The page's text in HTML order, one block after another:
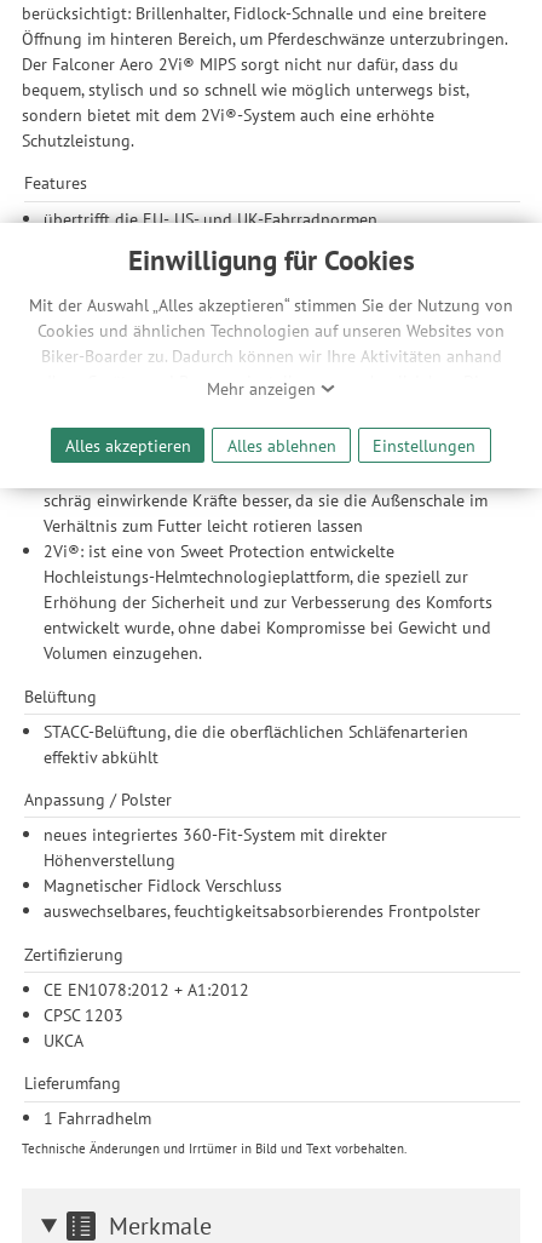
Einwilligung für Cookies
Mit der Auswahl „Alles akzeptieren“ stimmen Sie der Nutzung von
Cookies und ähnlichen Technologien auf unseren Websites von
Biker-Boarder zu. Dadurch können wir Ihre Aktivitäten anhand
Ihrer Geräte- und Browsereinstellungen nachvollziehen. Dies
Werbeanzeigen für Sie bereitzustellen sowie Funktionalitäten
unserer Website sicherzustellen und stetig zu verbessern. Dabei
werden Ihre Daten auch an Drittanbieter und Werbepartner
weitergegeben. Die Verarbeitung erfolgt ausschließlich zum
Zwecke der Einbindung von Streaming-Inhalten und der
Durchführung von statistischer Analyse, Reichweitenmessungen,
Produktempfehlungen und nutzungsbasierter Werbung.
Informationen zu den einzelnen Funktionen, den Drittanbietern
und der Speicherdauer finden Sie unter Einstellungen. Diese
Einwilligung ist freiwillig, für die Nutzung unserer Website nicht
erforderlich und gilt, bis sie widerrufen wird. Sie können Ihre
Einwilligung unter Einstellungen lediglich für bestimmte
Drittanbieter erteilen und jederzeit für die Zukunft widerrufen.
Mehr anzeigen
Alles akzeptieren Alles ablehnen Einstellungen
berücksichtigt: Brillenhalter, Fidlock-Schnalle und eine breitere
Öffnung im hinteren Bereich, um Pferdeschwänze unterzubringen.
Der Falconer Aero 2Vi® MIPS sorgt nicht nur dafür, dass du
bequem, stylisch und so schnell wie möglich unterwegs bist,
sondern bietet mit dem 2Vi®-System auch eine erhöhte
Schutzleistung.
Features
übertrifft die EU-, US- und UK-Fahrradnormen
speziell für eine perfekte Kombinierbarkeit mit Sweet
Protection Brillen entwickelt
Brillengarage zur einfachen Aufbewahrung der Brille
Material / Konstruktion
PC-EPS Inmould Konstruktion
MIPS (Multidirectional Impact Protection System): wird
eingesetzt, um im Falle eines schrägen Aufpralls die
schräg einwirkende Kräfte besser, da sie die Außenschale im
Verhältnis zum Futter leicht rotieren lassen
2Vi®: ist eine von Sweet Protection entwickelte
Hochleistungs-Helmtechnologieplattform, die speziell zur
Erhöhung der Sicherheit und zur Verbesserung des Komforts
entwickelt wurde, ohne dabei Kompromisse bei Gewicht und
Volumen einzugehen.
Belüftung
STACC-Belüftung, die die oberflächlichen Schläfenarterien
effektiv abkühlt
Anpassung / Polster
neues integriertes 360-Fit-System mit direkter
Höhenverstellung
Magnetischer Fidlock Verschluss
auswechselbares, feuchtigkeitsabsorbierendes Frontpolster
Zertifizierung
CE EN1078:2012 + A1:2012
CPSC 1203
UKCA
Lieferumfang
1 Fahrradhelm
Technische Änderungen und Irrtümer in Bild und Text vorbehalten.
Merkmale